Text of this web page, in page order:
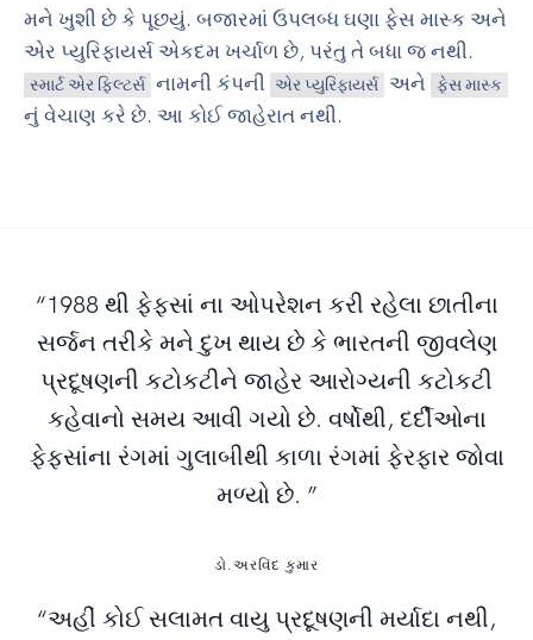
મને ખુશી છે કે પૂછયું. બજારમાં ઉપલબ્ધ ઘણા ફેસ માસ્ક અને
એર પ્યુરિફાયર્સ એકદમ ખર્ચાળ છે, પરંતુ તે બધા જ નથી.
સ્માર્ટ એર ફિલ્ટર્સ નામની કંપની એર પ્યુરિફાયર્સ અને ફેસ માસ્ક
નું વેચાણ કરે છે. આ કોઈ જાહેરાત નથી.
“1988 થી ફેફસાં ના ઓપરેશન કરી રહેલા છાતીના
સર્જન તરીકે મને દુખ થાય છે કે ભારતની જીવલેણ
પ્રદૂષણની કટોકટીને જાહેર આરોગ્યની કટોકટી
કહેવાનો સમય આવી ગયો છે. વર્ષોથી, દર્દીઓના
ફેફસાંના રંગમાં ગુલાબીથી કાળા રંગમાં ફેરફાર જોવા
મળ્યો છે. ”
ડો.અરવિંદ કુમાર
“અહીં કોઈ સલામત વાયુ પ્રદૂષણની મર્યાદા નથી,